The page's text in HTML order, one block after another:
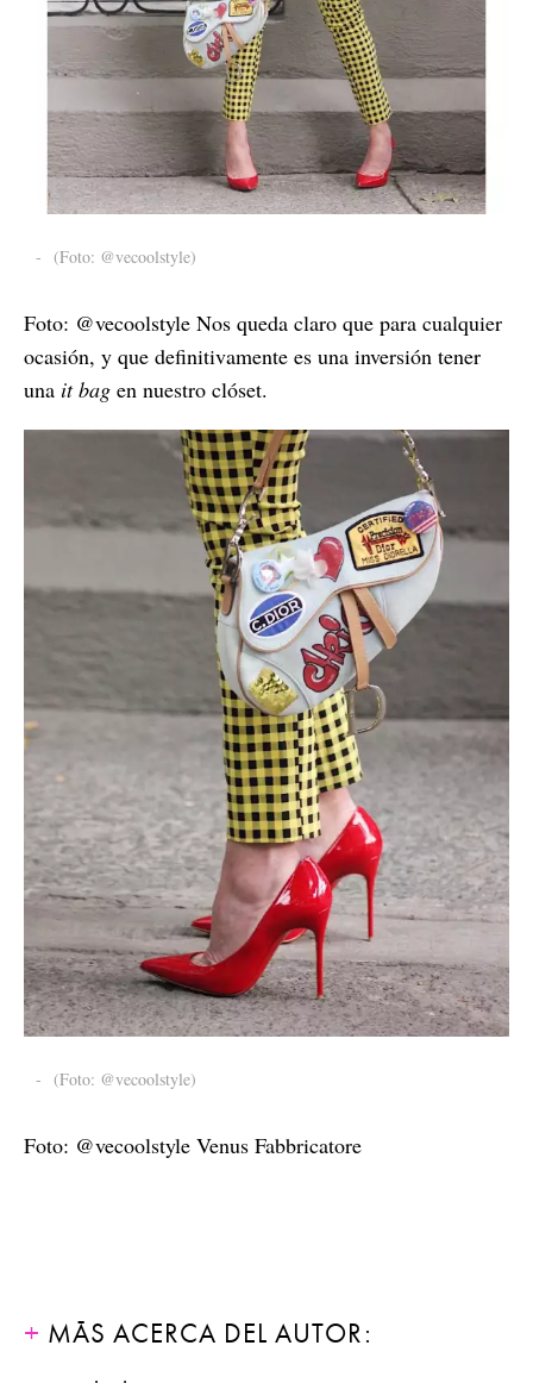
- (Foto: @vecoolstyle)
Foto: @vecoolstyle Nos queda claro que para cualquier
ocasión, y que definitivamente es una inversión tener
una it bag en nuestro clóset.
- (Foto: @vecoolstyle)
Foto: @vecoolstyle Venus Fabbricatore
MÁS ACERCA DEL AUTOR: